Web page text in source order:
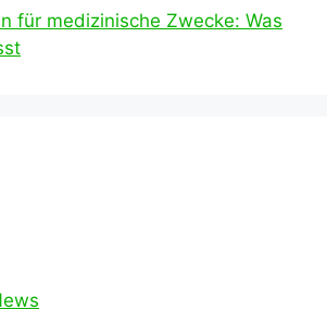
für medizinische Zwecke: Was